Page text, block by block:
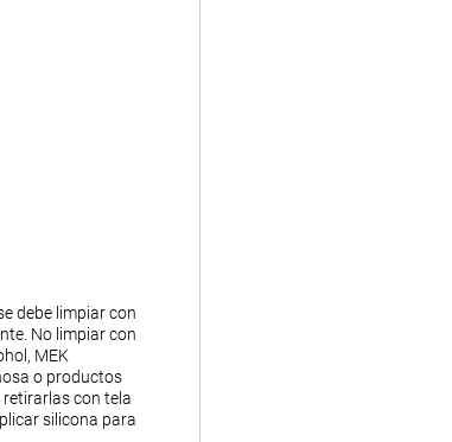
debe limpiar con
No limpiar con
MEK
o productos
retirarlas con tela
silicona para